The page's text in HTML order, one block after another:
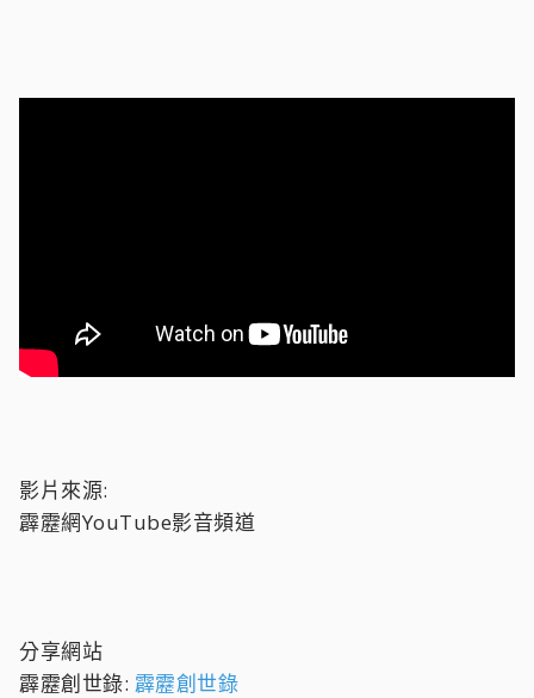
影片來源:
霹靂網YouTube影音頻道
分享網站
霹靂創世錄: 霹靂創世錄